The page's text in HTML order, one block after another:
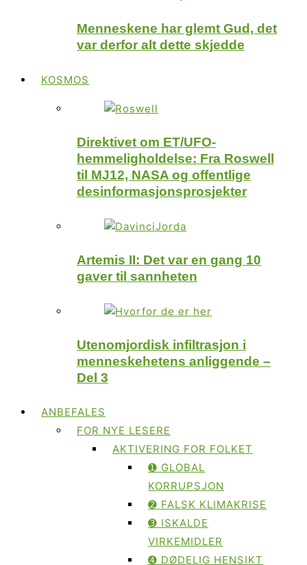
Menneskene har glemt Gud, det
var derfor alt dette skjedde
KOSMOS
Direktivet om ET/UFO-
hemmeligholdelse: Fra Roswell
til MJ12, NASA og offentlige
desinformasjonsprosjekter
Artemis II: Det var en gang 10
gaver til sannheten
Utenomjordisk infiltrasjon i
menneskehetens anliggende –
Del 3
ANBEFALES
FOR NYE LESERE
AKTIVERING FOR FOLKET
➊ GLOBAL
KORRUPSJON
➋ FALSK KLIMAKRISE
➌ ISKALDE
VIRKEMIDLER
➍ DØDELIG HENSIKT